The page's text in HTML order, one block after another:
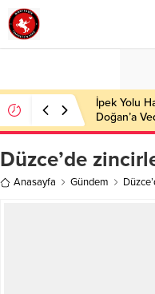
İpek Yolu
Doğan’a
Düzce’de
Anasayfa Gündem